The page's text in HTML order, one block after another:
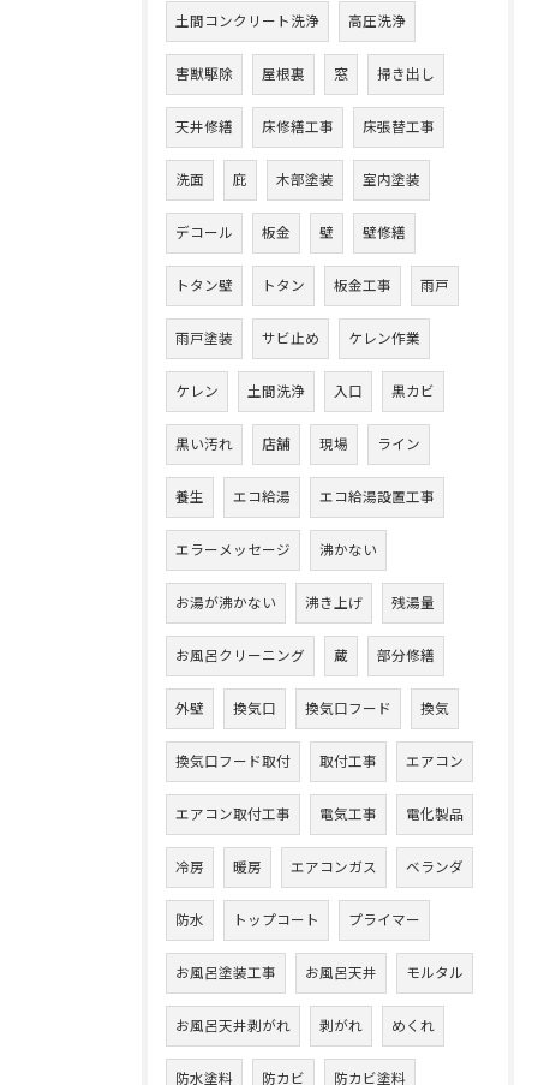
土間コンクリート洗浄 高圧洗浄
害獣駆除 屋根裏 窓 掃き出し
天井修繕 床修繕工事 床張替工事
洗面 庇 木部塗装 室内塗装
デコール 板金 壁 壁修繕
トタン壁 トタン 板金工事 雨戸
雨戸塗装 サビ止め ケレン作業
ケレン 土間洗浄 入口 黒カビ
黒い汚れ 店舗 現場 ライン
養生 エコ給湯 エコ給湯設置工事
エラーメッセージ 沸かない
お湯が沸かない 沸き上げ 残湯量
お風呂クリーニング 蔵 部分修繕
外壁 換気口 換気口フード 換気
換気口フード取付 取付工事 エアコン
エアコン取付工事 電気工事 電化製品
冷房 暖房 エアコンガス ベランダ
防水 トップコート プライマー
お風呂塗装工事 お風呂天井 モルタル
お風呂天井剥がれ 剥がれ めくれ
防水塗料 防カビ 防カビ塗料